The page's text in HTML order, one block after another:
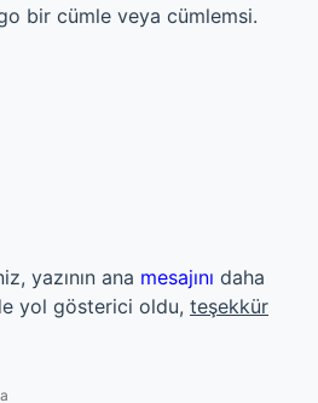
bir cümle veya cümlemsi.
yazının ana mesajını daha
yol gösterici oldu, teşekkür